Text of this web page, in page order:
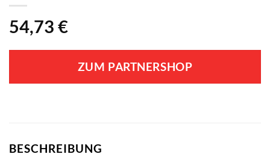
54,73 €
ZUM PARTNERSHOP
BESCHREIBUNG